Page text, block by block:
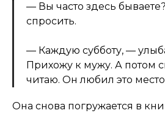
— Вы часто здесь
спросить.
— Каждую субботу, —
Прихожу к мужу. А потом
читаю. Он любил это
Она снова погружается в